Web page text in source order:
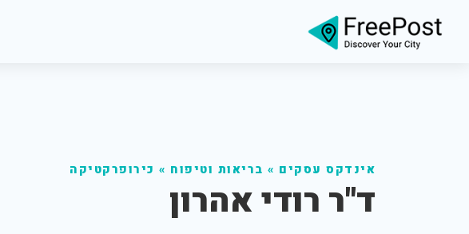
אינדקס עסקים » בריאות וטיפוח » כירופרקטיקה
ד"ר רודי אהרון